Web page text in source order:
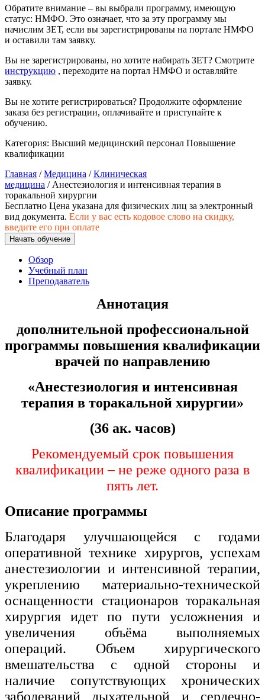
Допуски
Безопасность труда
Экономика и управление
Управление производством
общественного питания в
организации
хозяйственной деятельностью
Техника-технологии
Прикладная геология, горное дело,
нефтегазовое дело и геодезия
Техника и технологии наземного
транспорта
Ядерная энергетика и технологии
Культура и спорт
Физкультура и спорт
Изобразительное и прикладные виды
искусств
информативно-библиотечное дело
Управление в технических системах
Ветеринария и зоотехника
Подготовка к периодической
аккредитации
Основные Услуги
Дополнительные Услуги
Обратите внимание – вы выбрали программу, имеющую
статус: НМФО. Это означает, что за эту программу мы
начислим ЗЕТ, если вы зарегистрированы на портале НМФО
и оставили там заявку.
Вы не зарегистрированы, но хотите набирать ЗЕТ? Смотрите
инструкцию , переходите на портал НМФО и оставляйте
заявку.
Вы не хотите регистрироваться? Продолжите оформление
заказа без регистрации, оплачивайте и приступайте к
обучению.
Категория: Высший медицинский персонал Повышение
квалификации
Главная /Медицина /Клиническая
медицина / Анестезиология и интенсивная терапия в
торакальной хирургии
Бесплатно Цена указана для физических лиц за электронный
вид документа. Если у вас есть кодовое слово на скидку,
введите его при оплате
Начать обучение
Обзор
Учебный план
Преподаватель
Аннотация
дополнительной профессиональной
программы повышения квалификации
врачей по направлению
«Анестезиология и интенсивная
терапия в торакальной хирургии»
(36 ак. часов)
Рекомендуемый срок повышения
квалификации – не реже одного раза в
пять лет.
Описание программы
Благодаря улучшающейся с годами
оперативной технике хирургов, успехам
анестезиологии и интенсивной терапии,
укреплению материально-технической
оснащенности стационаров торакальная
хирургия идет по пути усложнения и
увеличения объёма выполняемых
операций. Объем хирургического
вмешательства с одной стороны и
наличие сопутствующих хронических
заболеваний дыхательной и сердечно-